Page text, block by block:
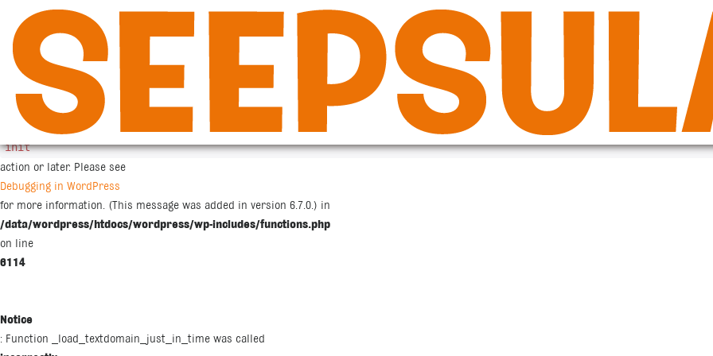
Notice
: Function _load_textdomain_just_in_time was called
incorrectly
. Translation loading for the
woocommerce
domain was triggered too early. This is usually an indicator for some code in the plugin or theme running too early. Translations should be
init
action or later. Please see
Debugging in WordPress
for more information. (This message was added in version 6.7.0.) in
/data/wordpress/htdocs/wordpress/wp-includes/functions.php
on line
6114
Notice
: Function _load_textdomain_just_in_time was called
sisältöön